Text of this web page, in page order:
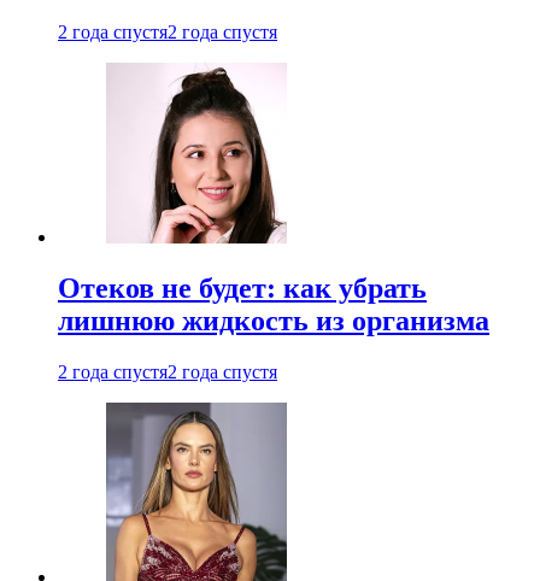
2 года спустя2 года спустя
Отеков не будет: как убрать
лишнюю жидкость из организма
2 года спустя2 года спустя